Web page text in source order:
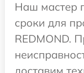
Наш мастер
сроки для
REDMOND.